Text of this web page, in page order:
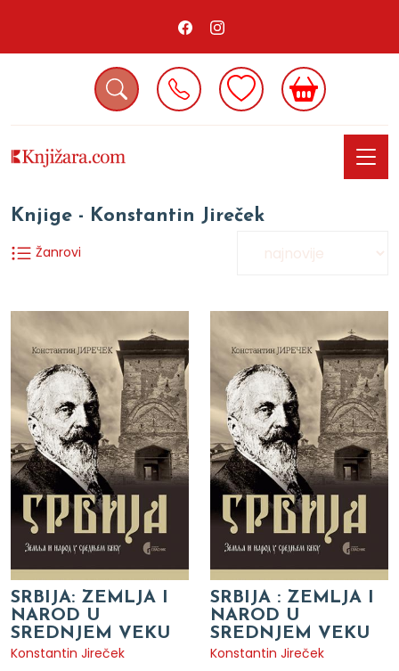
Knjige - Konstantin Jireček
Žanrovi
SRBIJA: ZEMLJA I
NAROD U
SREDNJEM VEKU
Konstantin Jireček
SRBIJA : ZEMLJA I
NAROD U
SREDNJEM VEKU
Konstantin Jireček